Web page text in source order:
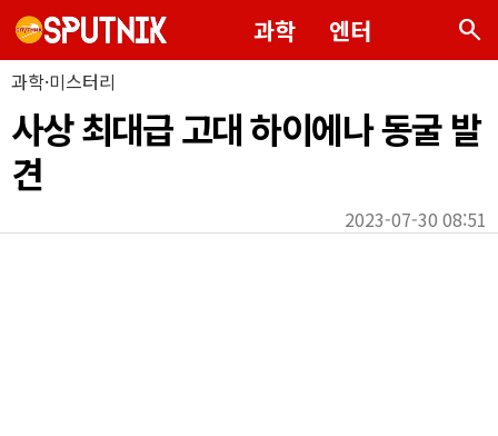
과학 엔터 search
과학·미스터리
사상 최대급 고대 하이에나 동굴 발
견
2023-07-30 08:51